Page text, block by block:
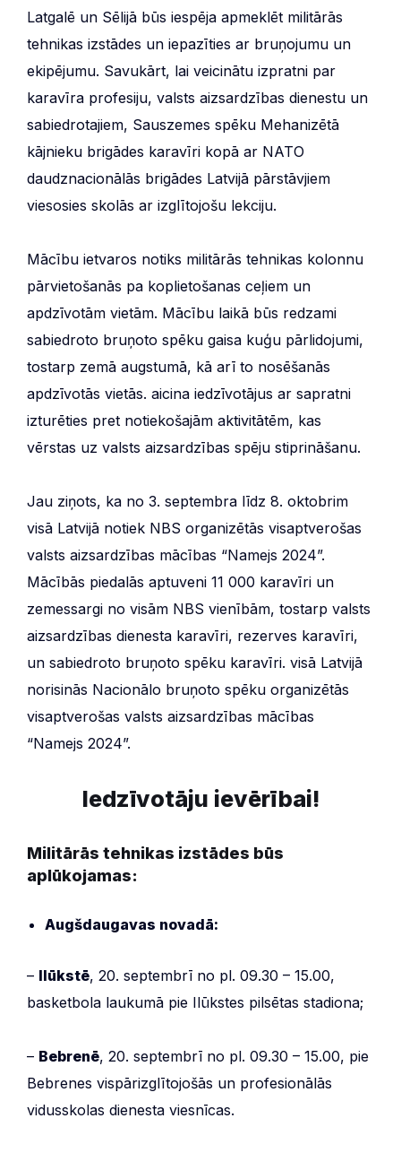
Latgalē un Sēlijā būs iespēja apmeklēt militārās
tehnikas izstādes un iepazīties ar bruņojumu un
ekipējumu. Savukārt, lai veicinātu izpratni par
karavīra profesiju, valsts aizsardzības dienestu un
sabiedrotajiem, Sauszemes spēku Mehanizētā
kājnieku brigādes karavīri kopā ar NATO
daudznacionālās brigādes Latvijā pārstāvjiem
viesosies skolās ar izglītojošu lekciju.
Mācību ietvaros notiks militārās tehnikas kolonnu
pārvietošanās pa koplietošanas ceļiem un
apdzīvotām vietām. Mācību laikā būs redzami
sabiedroto bruņoto spēku gaisa kuģu pārlidojumi,
tostarp zemā augstumā, kā arī to nosēšanās
apdzīvotās vietās. aicina iedzīvotājus ar sapratni
izturēties pret notiekošajām aktivitātēm, kas
vērstas uz valsts aizsardzības spēju stiprināšanu.
Jau ziņots, ka no 3. septembra līdz 8. oktobrim
visā Latvijā notiek NBS organizētās visaptverošas
valsts aizsardzības mācības “Namejs 2024”.
Mācībās piedalās aptuveni 11 000 karavīri un
zemessargi no visām NBS vienībām, tostarp valsts
aizsardzības dienesta karavīri, rezerves karavīri,
un sabiedroto bruņoto spēku karavīri. visā Latvijā
norisinās Nacionālo bruņoto spēku organizētās
visaptverošas valsts aizsardzības mācības
“Namejs 2024”.
Iedzīvotāju ievērībai!
Militārās tehnikas izstādes būs
aplūkojamas:
Augšdaugavas novadā:
– Ilūkstē, 20. septembrī no pl. 09.30 – 15.00,
basketbola laukumā pie Ilūkstes pilsētas stadiona;
– Bebrenē, 20. septembrī no pl. 09.30 – 15.00, pie
Bebrenes vispārizglītojošās un profesionālās
vidusskolas dienesta viesnīcas.